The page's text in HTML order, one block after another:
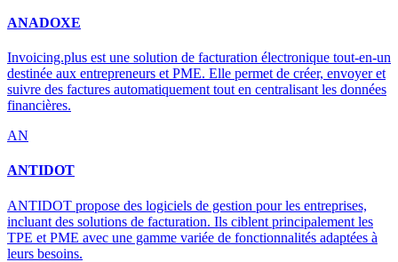
ANADOXE
Invoicing.plus est une solution de facturation électronique tout-en-un
destinée aux entrepreneurs et PME. Elle permet de créer, envoyer et
suivre des factures automatiquement tout en centralisant les données
financières.
AN
ANTIDOT
ANTIDOT propose des logiciels de gestion pour les entreprises,
incluant des solutions de facturation. Ils ciblent principalement les
TPE et PME avec une gamme variée de fonctionnalités adaptées à
leurs besoins.